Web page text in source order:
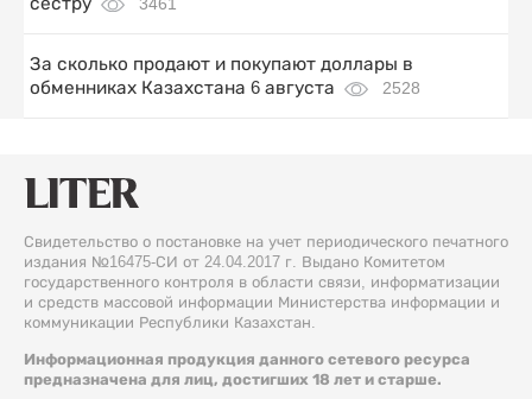
За сколько продают и покупают доллары в
обменниках Казахстана 6 августа
2528
Свидетельство о постановке на учет периодического печатного
издания №16475-СИ от 24.04.2017 г. Выдано Комитетом
государственного контроля в области связи, информатизации
и средств массовой информации Министерства информации и
коммуникации Республики Казахстан.
Информационная продукция данного сетевого ресурса
предназначена для лиц, достигших 18 лет и старше.